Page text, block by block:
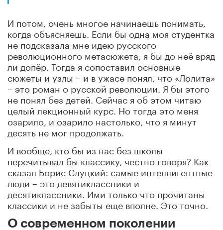
И потом, очень многое начинаешь понимать,
когда объясняешь. Если бы одна моя студентка
не подсказала мне идею русского
революционного метасюжета, я бы до неё вряд
ли допёр. Тогда я сопоставил основные
сюжеты и узлы – и в ужасе понял, что «Лолита»
– это роман о русской революции. Я бы этого
не понял без детей. Сейчас я об этом читаю
целый лекционный курс. Но тогда это меня
озарило, и озарило настолько, что я минут
десять не мог продолжать.
И вообще, кто бы из нас без школы
перечитывал бы классику, честно говоря? Как
сказал Борис Слуцкий: самые интеллигентные
люди – это девятиклассники и
десятиклассники. Ими только что прочитаны
классики и не забыты еще вполне. Это точно.
О современном поколении